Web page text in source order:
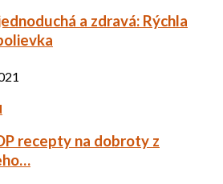
a zdravá: Rýchla
recepty na dobroty z